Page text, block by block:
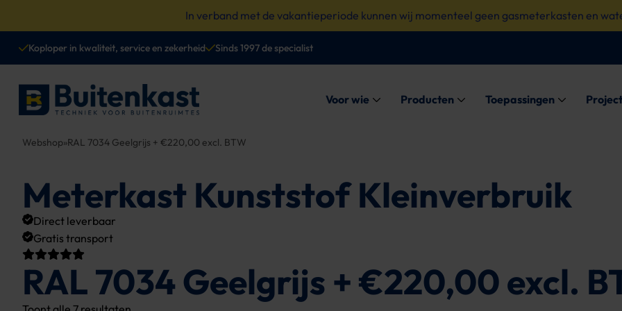
content
In verband met de vakantieperiode kunnen wij momenteel geen gasmeterkasten en
Koploper in kwaliteit, service en zekerheid Sinds 1997 de specialist
Voor wieSubmenu: Voor wie
ProductenSubmenu: Producten
ToepassingenSubmenu:
Webshop»RAL 7034 Geelgrijs + €220,00 excl. BTW
Meterkast Kunststof Kleinverbruik
Direct leverbaar
Gratis transport
RAL 7034 Geelgrijs + €220,00 excl.